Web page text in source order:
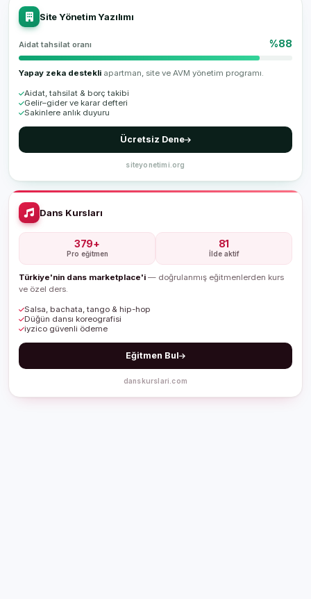
Site Yönetim Yazılımı
Aidat tahsilat oranı %88
Yapay zeka destekli apartman, site ve AVM yönetim programı.
Aidat, tahsilat & borç takibi
Gelir–gider ve karar defteri
Sakinlere anlık duyuru
Ücretsiz Dene
siteyonetimi.org
Dans Kursları
379+
Pro eğitmen
81
İlde aktif
Türkiye'nin dans marketplace'i — doğrulanmış eğitmenlerden kurs
ve özel ders.
Salsa, bachata, tango & hip-hop
Düğün dansı koreografisi
iyzico güvenli ödeme
Eğitmen Bul
danskurslari.com